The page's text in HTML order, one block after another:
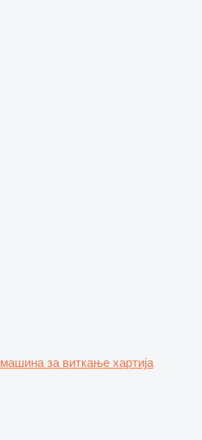
машина за виткање хартија